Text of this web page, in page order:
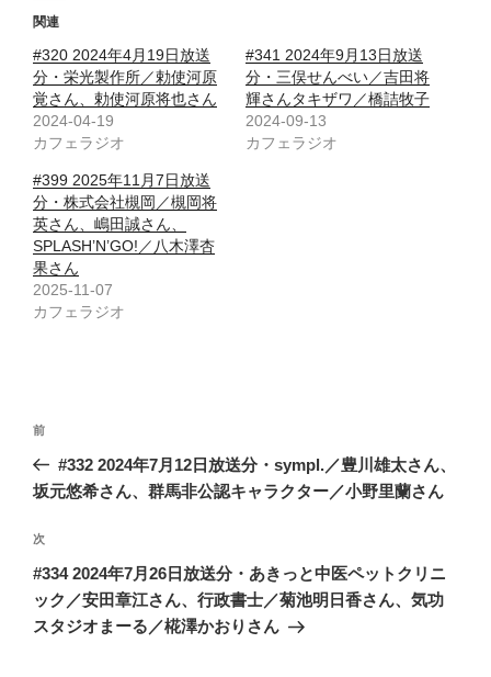
関連
#320 2024年4月19日放送
分・栄光製作所／勅使河原
覚さん、勅使河原将也さん
2024-04-19
カフェラジオ
#341 2024年9月13日放送
分・三俣せんべい／吉田将
輝さんタキザワ／橋詰牧子
2024-09-13
カフェラジオ
#399 2025年11月7日放送
分・株式会社槻岡／槻岡将
英さん、嶋田誠さん、
SPLASH’N’GO!／八木澤杏
果さん
2025-11-07
カフェラジオ
投
ナ
ゲ
ー
シ
ョ
前
の
投
前
#332 2024年7月12日放送分・sympl.／豊川雄太さん、
坂元悠希さん、群馬非公認キャラクター／小野里蘭さん
次
の
投
稿
次
#334 2024年7月26日放送分・あきっと中医ペットクリニ
ック／安田章江さん、行政書士／菊池明日香さん、気功
スタジオまーる／椛澤かおりさん